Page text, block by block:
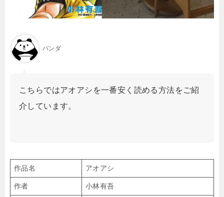
パンダ
こちらではアオアシを一番安く読める方法をご紹
介しています。
作品名 アオアシ
作者 小林有吾